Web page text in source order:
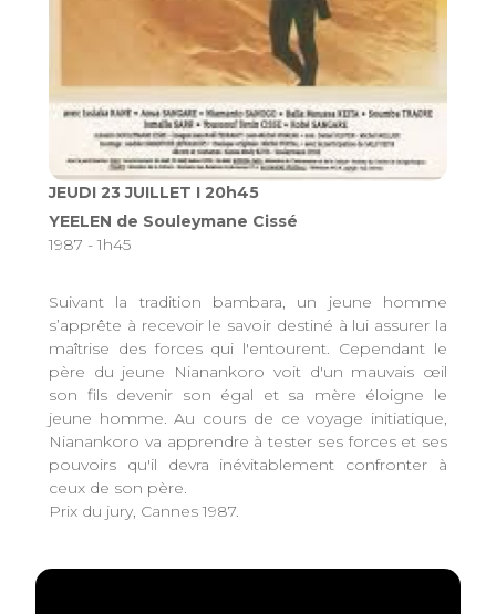
JEUDI 23 JUILLET I 20h45
YEELEN de Souleymane Cissé
1987 - 1h45
Suivant la tradition bambara, un jeune homme
s’apprête à recevoir le savoir destiné à lui assurer la
maîtrise des forces qui l'entourent. Cependant le
père du jeune Nianankoro voit d'un mauvais œil
son fils devenir son égal et sa mère éloigne le
jeune homme. Au cours de ce voyage initiatique,
Nianankoro va apprendre à tester ses forces et ses
pouvoirs qu'il devra inévitablement confronter à
ceux de son père.
Prix du jury, Cannes 1987.